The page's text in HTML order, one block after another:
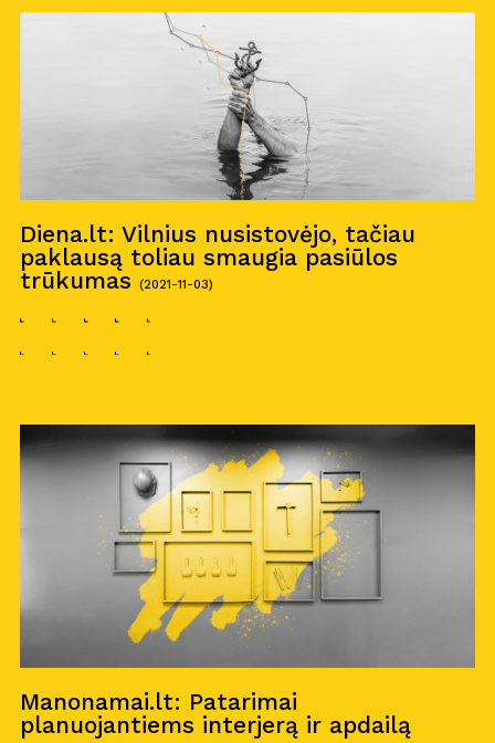
Kar
era
Naujienos
ų namų kortelė
Kontaktai
Diena.lt: Vilnius nusistovėjo, tačiau
paklausą toliau smaugia pasiūlos
trūkumas
(2021-11-03)
Manonamai.lt: Patarimai
planuojantiems interjerą ir apdailą